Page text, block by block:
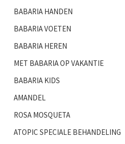
BABARIA HANDEN
BABARIA VOETEN
BABARIA HEREN
MET BABARIA OP VAKANTIE
BABARIA KIDS
AMANDEL
ROSA MOSQUETA
ATOPIC SPECIALE BEHANDELING